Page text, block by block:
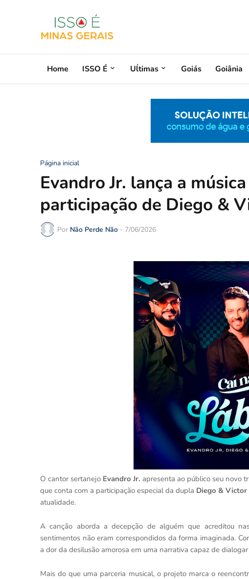
Home ISSO É Uĺtimas Goiás Goiânia
Página inicial
Evandro Jr. lança a
participação de Diego &
Por Não Perde Não - 7/06/2026
O cantor sertanejo Evandro Jr. apresenta ao público seu novo
que conta com a participação especial da dupla Diego & Victor
atualidade.
A canção aborda a decepção de alguém que acreditou
sentimentos não eram correspondidos da forma imaginada.
a dor da desilusão amorosa em uma narrativa capaz de
Mais do que uma parceria musical, o projeto marca o